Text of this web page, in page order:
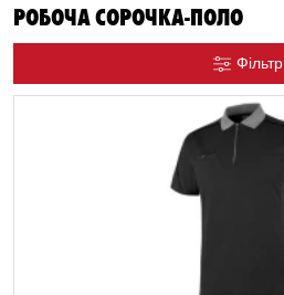
РОБОЧА СОРОЧКА-ПОЛО
Фільтр